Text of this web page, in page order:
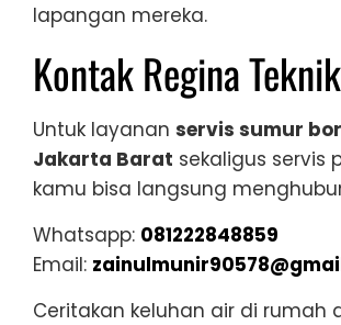
lapangan mereka.
Kontak Regina Teknik
Untuk layanan servis sumur
Jakarta Barat sekaligus servis
kamu bisa langsung
Whatsapp: 081222848859
Email:
Ceritakan keluhan air di rumah